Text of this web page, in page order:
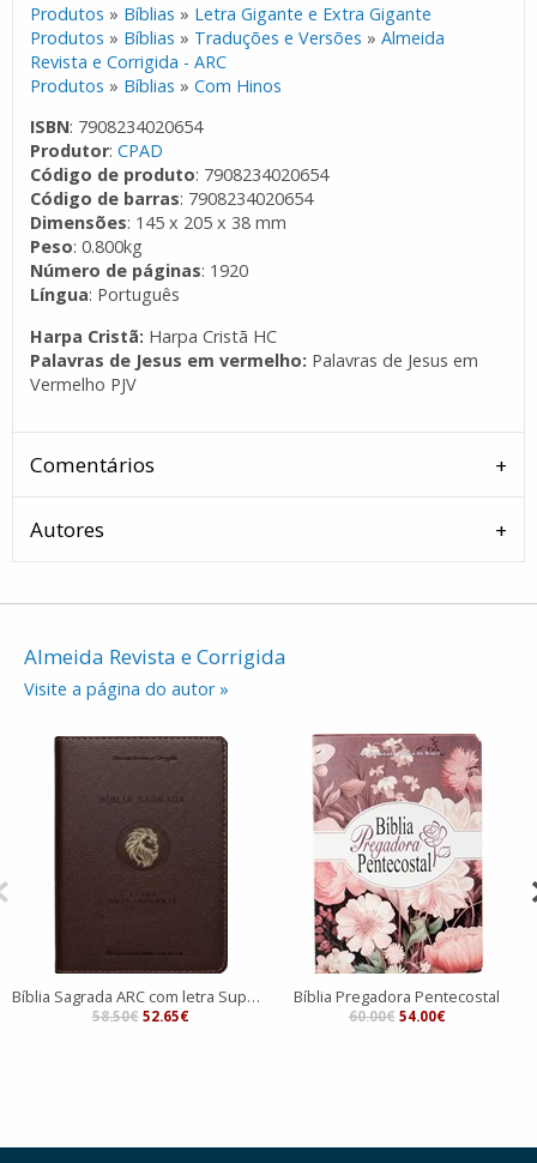
Produtos » Bíblias » Letra Gigante e Extra Gigante
Produtos » Bíblias » Traduções e Versões »Almeida
Revista e Corrigida - ARC
Produtos » Bíblias »Com Hinos
ISBN: 7908234020654
Produtor:CPAD
Código de produto: 7908234020654
Código de barras: 7908234020654
Dimensões: 145 x 205 x 38 mm
Peso: 0.800kg
Número de páginas: 1920
Língua: Português
Harpa Cristã: Harpa Cristã HC
Palavras de Jesus em vermelho: Palavras de Jesus em
Vermelho PJV
Comentários
Autores
Almeida Revista e Corrigida
Visite a página do autor »
Bíblia Sagrada ARC com letra Supergigante
58.50€ 52.65€
Bíblia Pregadora Pentecostal
60.00€ 54.00€